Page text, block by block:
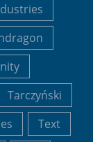
Tarczyński
Text